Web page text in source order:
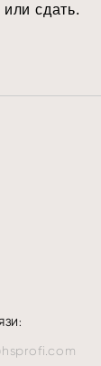
сдать.